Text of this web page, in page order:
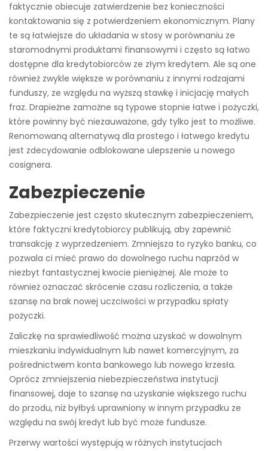
faktycznie obiecuje zatwierdzenie bez konieczności
kontaktowania się z potwierdzeniem ekonomicznym. Plany
te są łatwiejsze do układania w stosy w porównaniu ze
staromodnymi produktami finansowymi i często są łatwo
dostępne dla kredytobiorców ze złym kredytem. Ale są one
również zwykle większe w porównaniu z innymi rodzajami
funduszy, ze względu na wyższą stawkę i inicjację małych
fraz. Drapieżne zamożne są typowe stopnie łatwe i pożyczki,
które powinny być niezauważone, gdy tylko jest to możliwe.
Renomowaną alternatywą dla prostego i łatwego kredytu
jest zdecydowanie odblokowane ulepszenie u nowego
cosignera.
Zabezpieczenie
Zabezpieczenie jest często skutecznym zabezpieczeniem,
które faktyczni kredytobiorcy publikują, aby zapewnić
transakcję z wyprzedzeniem. Zmniejsza to ryzyko banku, co
pozwala ci mieć prawo do dowolnego ruchu naprzód w
niezbyt fantastycznej kwocie pieniężnej. Ale może to
również oznaczać skrócenie czasu rozliczenia, a także
szansę na brak nowej uczciwości w przypadku spłaty
pożyczki.
Zaliczkę na sprawiedliwość można uzyskać w dowolnym
mieszkaniu indywidualnym lub nawet komercyjnym, za
pośrednictwem konta bankowego lub nowego krzesła.
Oprócz zmniejszenia niebezpieczeństwa instytucji
finansowej, daje to szansę na uzyskanie większego ruchu
do przodu, niż byłbyś uprawniony w innym przypadku ze
względu na swój kredyt lub być może fundusze.
Przerwy wartości występują w różnych instytucjach